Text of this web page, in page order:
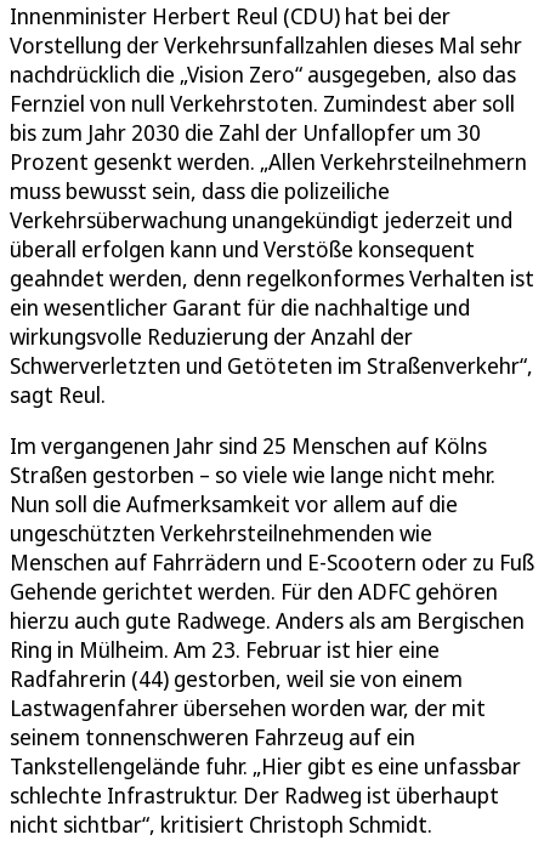
Innenminister Herbert Reul (CDU) hat bei der
Vorstellung der Verkehrsunfallzahlen dieses Mal sehr
nachdrücklich die „Vision Zero“ ausgegeben, also das
Fernziel von null Verkehrstoten. Zumindest aber soll
bis zum Jahr 2030 die Zahl der Unfallopfer um 30
Prozent gesenkt werden. „Allen Verkehrsteilnehmern
muss bewusst sein, dass die polizeiliche
Verkehrsüberwachung unangekündigt jederzeit und
überall erfolgen kann und Verstöße konsequent
geahndet werden, denn regelkonformes Verhalten ist
ein wesentlicher Garant für die nachhaltige und
wirkungsvolle Reduzierung der Anzahl der
Schwerverletzten und Getöteten im Straßenverkehr“,
sagt Reul.
Im vergangenen Jahr sind 25 Menschen auf Kölns
Straßen gestorben – so viele wie lange nicht mehr.
Nun soll die Aufmerksamkeit vor allem auf die
ungeschützten Verkehrsteilnehmenden wie
Menschen auf Fahrrädern und E-Scootern oder zu Fuß
Gehende gerichtet werden. Für den ADFC gehören
hierzu auch gute Radwege. Anders als am Bergischen
Ring in Mülheim. Am 23. Februar ist hier eine
Radfahrerin (44) gestorben, weil sie von einem
Lastwagenfahrer übersehen worden war, der mit
seinem tonnenschweren Fahrzeug auf ein
Tankstellengelände fuhr. „Hier gibt es eine unfassbar
schlechte Infrastruktur. Der Radweg ist überhaupt
nicht sichtbar“, kritisiert Christoph Schmidt.